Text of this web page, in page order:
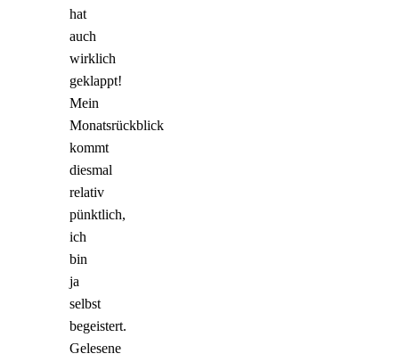
hat
auch
wirklich
geklappt!
Mein
Monatsrückblick
kommt
diesmal
relativ
pünktlich,
ich
bin
ja
selbst
begeistert.
Gelesene